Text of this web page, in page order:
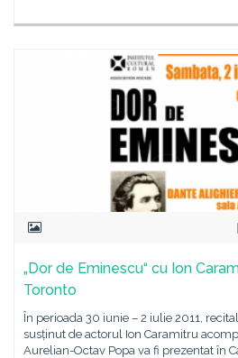
„Dor de Eminescu“ cu Ion
Toronto
În perioada 30 iunie – 2 iulie 2011,
susținut de actorul Ion Caramitru
Aurelian-Octav Popa va fi prezentat în